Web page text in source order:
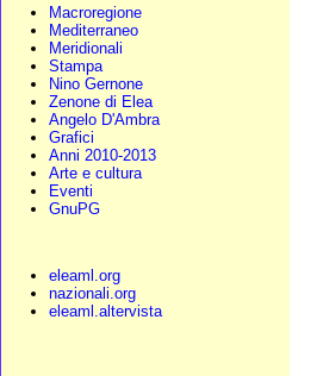
Macroregione
Mediterraneo
Meridionali
Stampa
Nino Gernone
Zenone di Elea
Angelo D'Ambra
Grafici
Anni 2010-2013
Arte e cultura
Eventi
GnuPG
eleaml.org
nazionali.org
eleaml.altervista